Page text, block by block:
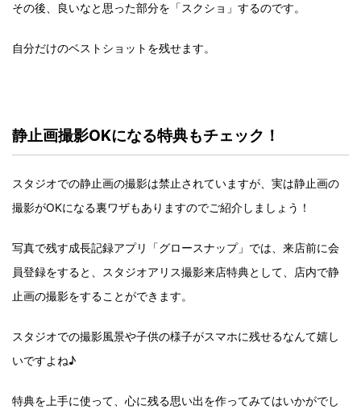
その後、良いなと思った部分を「スクショ」するのです。
自分だけのベストショットを残せます。
静止画撮影OKになる特典もチェック！
スタジオでの静止画の撮影は禁止されていますが、実は静止画の
撮影がOKになる裏ワザもありますのでご紹介しましょう！
写真で残す成長記録アプリ「グロースナップ」では、来店前に会
員登録をすると、スタジオアリス撮影来店特典として、店内で静
止画の撮影をすることができます。
スタジオでの撮影風景や子供の様子がスマホに残せるなんて嬉し
いですよね♪
特典を上手に使って、心に残る思い出を作ってみてはいかがでし